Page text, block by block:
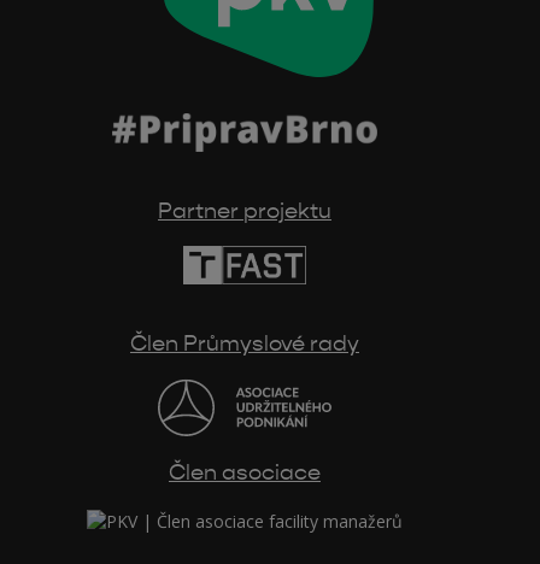
Partner projektu
Člen Průmyslové rady
Člen asociace